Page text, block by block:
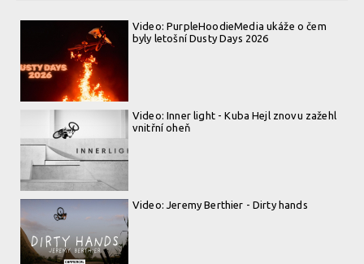
Video: PurpleHoodieMedia ukáže o čem
byly letošní Dusty Days 2026
Video: Inner light - Kuba Hejl znovu zažehl
vnitřní oheň
Video: Jeremy Berthier - Dirty hands